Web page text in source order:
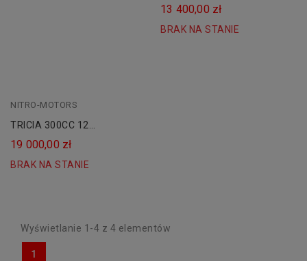
HOMOLOGACJA AUTOMAT
13 400,00 zł
BRAK NA STANIE
NITRO-MOTORS
TRICIA 300CC 12
HOMOLOGACJA AUTOMAT
CVT
19 000,00 zł
BRAK NA STANIE
Wyświetlanie 1-4 z 4 elementów
1